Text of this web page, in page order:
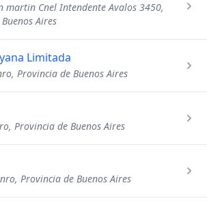
martin Cnel Intendente Avalos 3450,
Aires
Limitada
Provincia de Buenos Aires
Provincia de Buenos Aires
Provincia de Buenos Aires